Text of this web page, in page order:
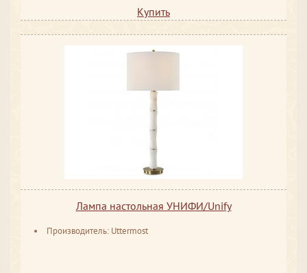
Купить
Лампа настольная УНИФИ/Unify
Производитель: Uttermost